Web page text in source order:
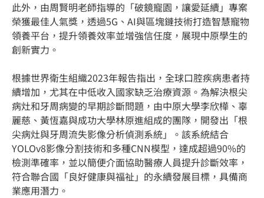
此外，由周賢明老師指導的「破鏡寵園，讓愛延續」專案
榮獲最佳人氣獎，透過5G、AI與區塊鏈技術打造智慧寵物
領養平台，提升領養效率並增強信任度，展現中原學生的
創新實力。
根據世界衛生組織2023年報告指出，全球口腔疾病患者持
續增加，尤其在中低收入國家缺乏治療資源。為解決根尖
病灶和牙周病變的早期診斷問題，由中原大學李欣樺、辜
麗慈、黃恆嘉與成功大學林原進組成的團隊，開發出「根
尖病灶與牙周流失影像分析偵測系統」。該系統結合
YOLOv8影像分割技術和多種CNN模型，達成超過90%的
檢測準確率，並以簡便介面協助醫療人員提升診斷效率，
符合聯合國「良好健康與福祉」的永續發展目標，具備商
業應用潛力。